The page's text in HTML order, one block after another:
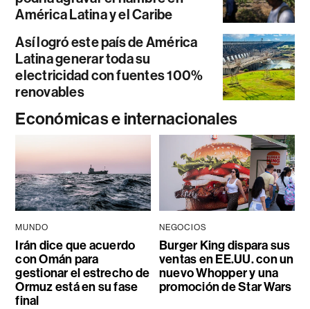
América Latina y el Caribe
Así logró este país de América
Latina generar toda su
electricidad con fuentes 100%
renovables
Económicas e internacionales
MUNDO
Irán dice que acuerdo
con Omán para
gestionar el estrecho de
Ormuz está en su fase
final
NEGOCIOS
Burger King dispara sus
ventas en EE.UU. con un
nuevo Whopper y una
promoción de Star Wars